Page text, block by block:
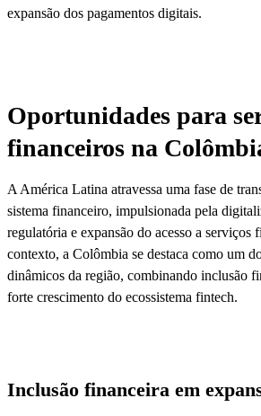
expansão dos pagamentos digitais.
Oportunidades para
financeiros na
A América Latina atravessa uma fase de
sistema financeiro, impulsionada pela
regulatória e expansão do acesso a serviços
contexto, a Colômbia se destaca como um
dinâmicos da região, combinando inclusão
forte crescimento do ecossistema fintech.
Inclusão financeira em